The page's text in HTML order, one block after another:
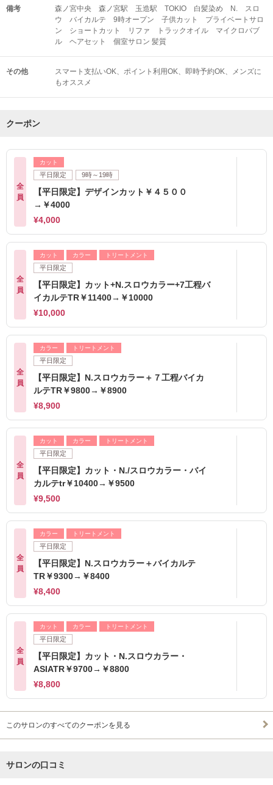
備考
森ノ宮中央 森ノ宮駅 玉造駅 TOKIO 白髪染め N. スロ
ウ バイカルテ 9時オープン 子供カット プライベートサロ
ン ショートカット リファ トラックオイル マイクロバブ
ル ヘアセット 個室サロン 髪質
その他 スマート支払いOK ポイント利用OK 即時予約OK
メンズに
もオススメ
クーポン
全
員
カット
平日限定 9時～19時
【平日限定】デザインカット￥４５００
→￥4000
¥4,000
全
員
カット カラー トリートメント
平日限定
【平日限定】カット+N.スロウカラー+7工程バ
イカルテTR￥11400→￥10000
¥10,000
全
員
カラー トリートメント
平日限定
【平日限定】N.スロウカラー＋７工程バイカ
ルテTR￥9800→￥8900
¥8,900
全
員
カット カラー トリートメント
平日限定
【平日限定】カット・N./スロウカラー・バイ
カルテtr￥10400→￥9500
¥9,500
全
員
カラー トリートメント
平日限定
【平日限定】N.スロウカラー＋バイカルテ
TR￥9300→￥8400
¥8,400
全
員
カット カラー トリートメント
平日限定
【平日限定】カット・N.スロウカラー・
ASIATR￥9700→￥8800
¥8,800
このサロンのすべてのクーポンを見る
サロンの口コミ